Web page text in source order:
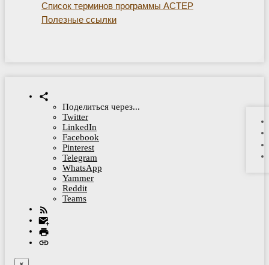
Список терминов программы АСТЕР
Полезные ссылки
Поделиться через...
Twitter
LinkedIn
Facebook
Pinterest
Telegram
WhatsApp
Yammer
Reddit
Teams